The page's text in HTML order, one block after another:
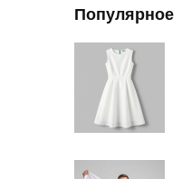
Популярное